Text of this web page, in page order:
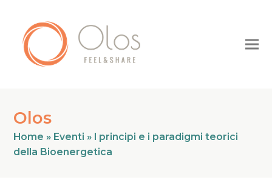
Olos
Home » Eventi » I principi e i paradigmi teorici
della Bioenergetica